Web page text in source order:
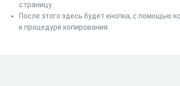
страницу.
После этого здесь будет кнопка, с помощью
к процедуре копирования.